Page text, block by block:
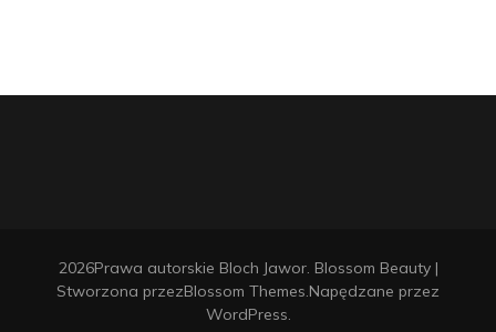
2026Prawa autorskie Bloch Jawor. Blossom Beauty |
Stworzona przezBlossom Themes .Napędzane przez
WordPress